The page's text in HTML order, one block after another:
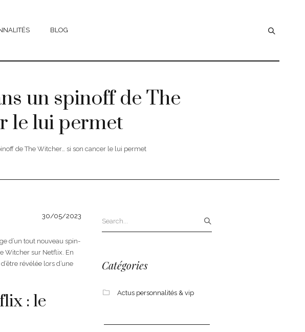
BLOG
un spinoff de The
le lui permet
de The Witcher… si son cancer le lui permet
30/05/2023
d’un tout nouveau spin-
Witcher sur Netflix. En
révélée lors d’une
: le
Catégories
Actus personnalités & vip